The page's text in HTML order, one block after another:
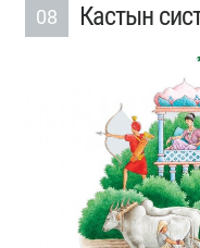
08 Кастын